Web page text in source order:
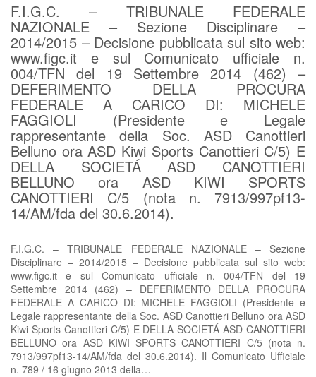
F.I.G.C. – TRIBUNALE FEDERALE
NAZIONALE – Sezione Disciplinare –
2014/2015 – Decisione pubblicata sul sito web:
www.figc.it e sul Comunicato ufficiale n.
004/TFN del 19 Settembre 2014 (462) –
DEFERIMENTO DELLA PROCURA
FEDERALE A CARICO DI: MICHELE
FAGGIOLI (Presidente e Legale
rappresentante della Soc. ASD Canottieri
Belluno ora ASD Kiwi Sports Canottieri C/5) E
DELLA SOCIETÁ ASD CANOTTIERI
BELLUNO ora ASD KIWI SPORTS
CANOTTIERI C/5 (nota n. 7913/997pf13-
14/AM/fda del 30.6.2014).
F.I.G.C. – TRIBUNALE FEDERALE NAZIONALE – Sezione
Disciplinare – 2014/2015 – Decisione pubblicata sul sito web:
www.figc.it e sul Comunicato ufficiale n. 004/TFN del 19
Settembre 2014 (462) – DEFERIMENTO DELLA PROCURA
FEDERALE A CARICO DI: MICHELE FAGGIOLI (Presidente e
Legale rappresentante della Soc. ASD Canottieri Belluno ora ASD
Kiwi Sports Canottieri C/5) E DELLA SOCIETÁ ASD CANOTTIERI
BELLUNO ora ASD KIWI SPORTS CANOTTIERI C/5 (nota n.
7913/997pf13-14/AM/fda del 30.6.2014). Il Comunicato Ufficiale
n. 789 / 16 giugno 2013 della…